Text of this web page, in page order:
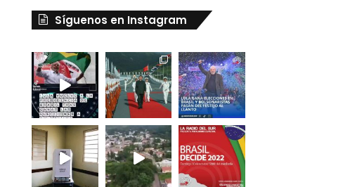
Síguenos en Instagram